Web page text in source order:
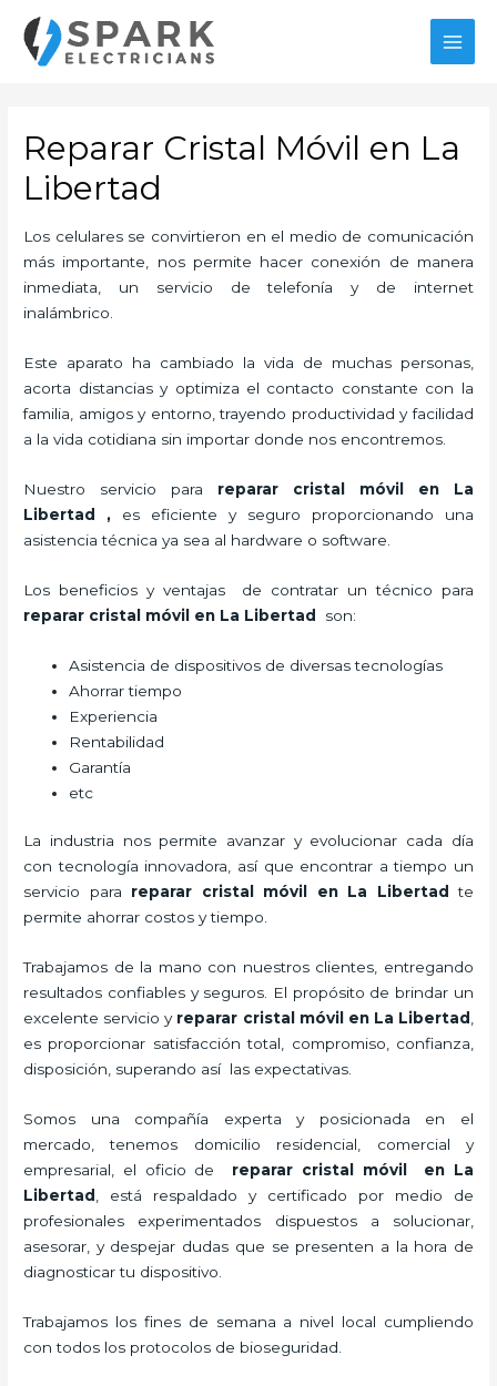
contenido
Reparar Cristal Móvil en La
Libertad
Los celulares se convirtieron en el medio de comunicación
más importante, nos permite hacer conexión de manera
inmediata, un servicio de telefonía y de internet
inalámbrico.
Este aparato ha cambiado la vida de muchas personas,
acorta distancias y optimiza el contacto constante con la
familia, amigos y entorno, trayendo productividad y facilidad
a la vida cotidiana sin importar donde nos encontremos.
Nuestro servicio para reparar cristal móvil en La
Libertad
, es eficiente y seguro proporcionando una
asistencia técnica ya sea al hardware o software.
Los beneficios y ventajas de contratar un técnico para
reparar cristal
móvil en La Libertad son:
Asistencia de dispositivos de diversas tecnologías
Ahorrar tiempo
Experiencia
Rentabilidad
Garantía
etc
La industria nos permite avanzar y evolucionar cada día
con tecnología innovadora, así que encontrar a tiempo un
servicio para reparar cristal móvil en La Libertad
te
permite ahorrar costos y tiempo.
Trabajamos de la mano con nuestros clientes, entregando
resultados confiables y seguros. El propósito de brindar un
excelente servicio y reparar cristal móvil en La Libertad
es proporcionar satisfacción total, compromiso, confianza,
disposición, superando así las expectativas.
Somos una compañía experta y posicionada en el
mercado, tenemos domicilio residencial, comercial y
empresarial, el oficio de reparar cristal móvil
en La
Libertad
, está respaldado y certificado por medio de
profesionales experimentados dispuestos a solucionar,
asesorar, y despejar dudas que se presenten a la hora de
diagnosticar tu dispositivo.
Trabajamos los fines de semana a nivel local cumpliendo
con todos los protocolos de bioseguridad.